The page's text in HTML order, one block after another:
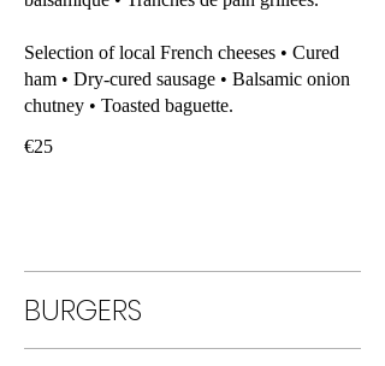
Selection of local French cheeses • Cured
ham • Dry-cured sausage • Balsamic onion
chutney • Toasted baguette.
€25
BURGERS